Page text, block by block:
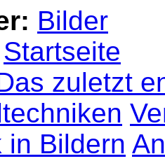
Bilder
Startseite
zuletzt
in Bildern